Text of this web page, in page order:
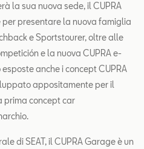
la sua nuova sede, il CUPRA
presentare la nuova famiglia
e Sportstourer, oltre alle
e la nuova CUPRA e-
esposte anche i concept CUPRA
appositamente per il
prima concept car
di SEAT, il CUPRA Garage è un